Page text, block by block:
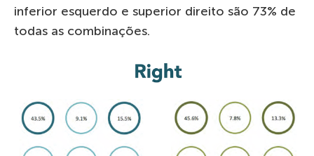
inferior esquerdo e superior direito são 73% de
todas as combinações.